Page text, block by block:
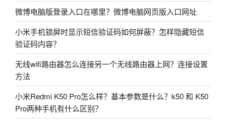
微博电脑版登录入口在哪里？微博电脑网页版入口网址
小米手机锁屏时显示短信验证码如何屏蔽？怎样隐藏短信
验证码内容？
无线wifi路由器怎么连接另一个无线路由器上网？连接设置
方法
小米Redmi K50 Pro怎么样？基本参数是什么？k50 和 K50
Pro两种手机有什么区别？